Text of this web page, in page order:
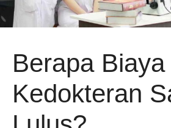
Berapa
Kedokteran